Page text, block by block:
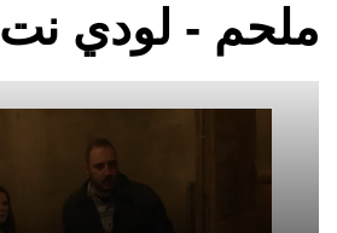
ملحم - لودي نت